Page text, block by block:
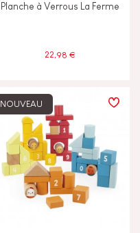
Planche à Verrous La Ferme
22,98 €
NOUVEAU